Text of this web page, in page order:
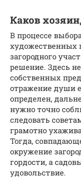
Каков
В процессе
художественных
загородного
решение. Здесь
собственных
отражение души
определен,
нужно точно
следовать
грамотно
Тогда,
окружение
гордости, а
удовольствие.